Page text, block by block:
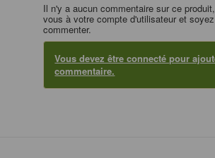
Il n'y a aucun commentaire sur ce
vous à votre compte d'utilisateur et
commenter.
Vous devez être connecté pour
commentaire.